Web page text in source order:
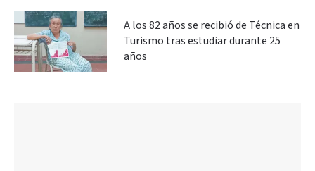
A los 82 años se recibió de Técnica en
Turismo tras estudiar durante 25
años